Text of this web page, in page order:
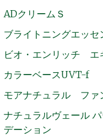
ADクリームＳ
ブライトニングエッセ
ビオ・エンリッチ エ
カラーベースUVT-f
モアナチュラル ファ
ナチュラルヴェール
デーション